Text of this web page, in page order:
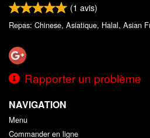
(1 avis)
Repas: Chinese, Asiatique, Halal, Asian
Rapporter un problème
NAVIGATION
Menu
Commander en ligne